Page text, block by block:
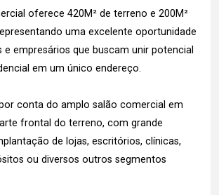
oferece 420M² de terreno e 200M²
uma excelente oportunidade
e empresários que buscam unir potencial
em um único endereço.
conta do amplo salão comercial em
frontal do terreno, com grande
de lojas, escritórios, clínicas,
ou diversos outros segmentos